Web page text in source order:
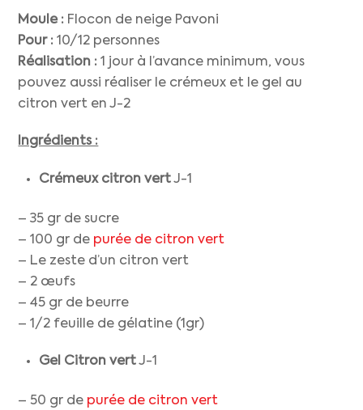
Moule : Flocon de neige Pavoni
Pour : 10/12 personnes
Réalisation : 1 jour à l’avance minimum, vous
pouvez aussi réaliser le crémeux et le gel au
citron vert en J-2
Ingrédients :
Crémeux citron vertJ-1
– 35 gr de sucre
– 100 gr de purée de citron vert
– Le zeste d’un citron vert
– 2 œufs
– 45 gr de beurre
– 1/2 feuille de gélatine (1gr)
Gel Citron vertJ-1
– 50 gr de purée de citron vert